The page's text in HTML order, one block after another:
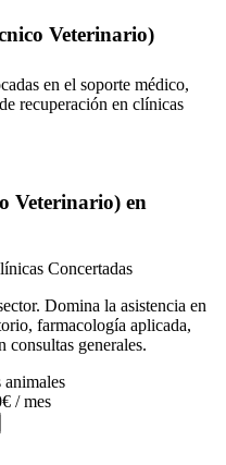
Veterinario)
en el soporte médico,
recuperación en clínicas
Veterinario) en
Concertadas
Domina la asistencia en
farmacología aplicada,
consultas generales.
/ mes